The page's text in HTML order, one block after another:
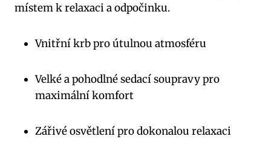
místem k relaxaci a odpočinku.
Vnitřní krb pro útulnou atmosféru
Velké a pohodlné sedací soupravy pro
maximální komfort
Zářivé osvětlení pro dokonalou relaxaci